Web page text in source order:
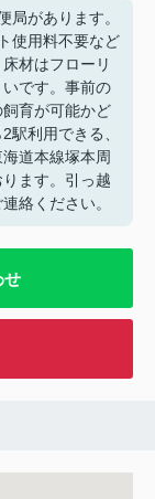
局があります。
使用料不要など
材はフローリ
です。事前の
育が可能かど
駅利用できる、
道本線塚本周
ます。引っ越
絡ください。
せ